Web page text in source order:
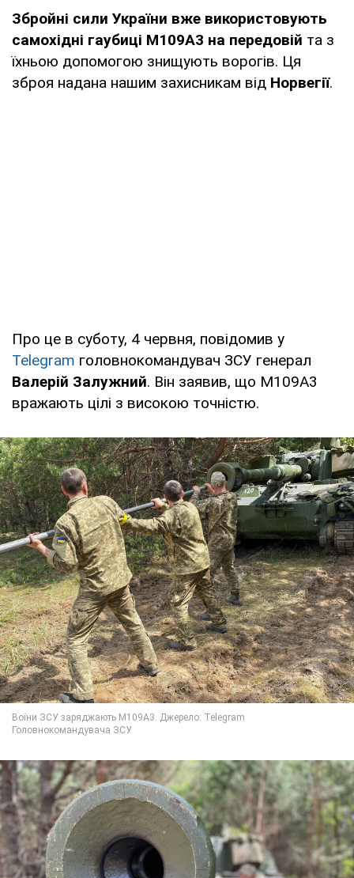
Збройні сили України вже використовують
самохідні гаубиці М109А3 на передовій та з
їхньою допомогою знищують ворогів. Ця
зброя надана нашим захисникам від Норвегії.
Про це в суботу, 4 червня, повідомив у
Telegram головнокомандувач ЗСУ генерал
Валерій Залужний. Він заявив, що М109А3
вражають цілі з високою точністю.